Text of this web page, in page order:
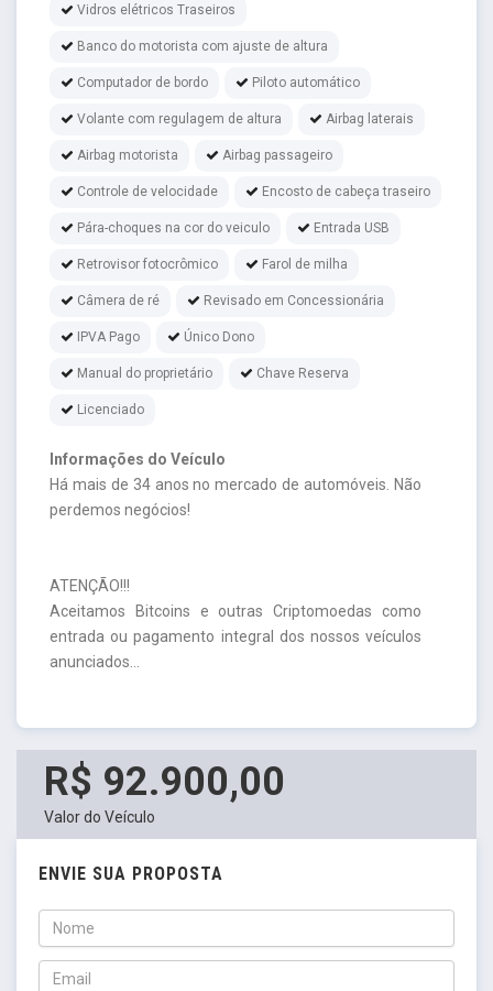
Vidros elétricos Traseiros
Banco do motorista com ajuste de altura
Computador de bordo Piloto automático
Volante com regulagem de altura Airbag laterais
Airbag motorista Airbag passageiro
Controle de velocidade Encosto de cabeça traseiro
Pára-choques na cor do veiculo Entrada USB
Retrovisor fotocrômico Farol de milha
Câmera de ré Revisado em Concessionária
IPVA Pago Único Dono
Manual do proprietário Chave Reserva
Licenciado
Informações do Veículo
Há mais de 34 anos no mercado de automóveis. Não
perdemos negócios!
ATENÇÃO!!!
Aceitamos Bitcoins e outras Criptomoedas como
entrada ou pagamento integral dos nossos veículos
anunciados...
R$ 92.900,00
Valor do Veículo
ENVIE SUA PROPOSTA